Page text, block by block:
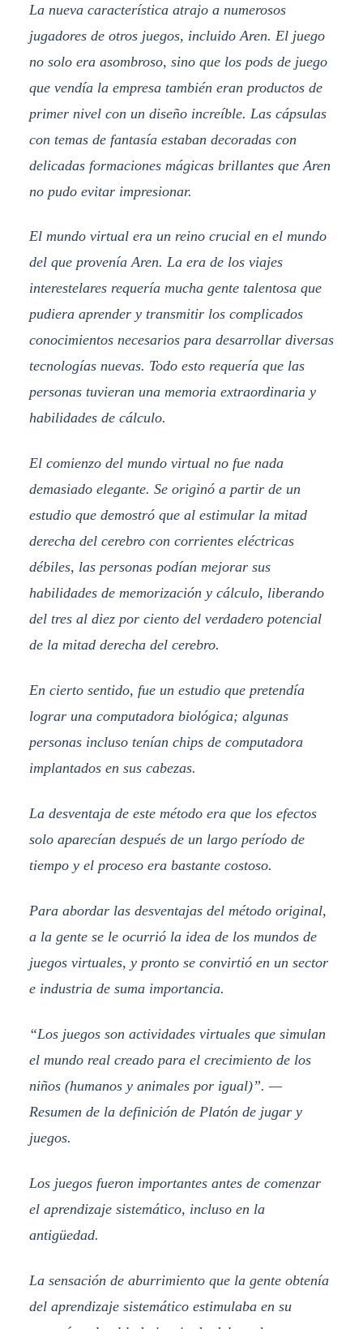
La nueva característica atrajo a numerosos
jugadores de otros juegos, incluido Aren. El juego
no solo era asombroso, sino que los pods de juego
que vendía la empresa también eran productos de
primer nivel con un diseño increíble. Las cápsulas
con temas de fantasía estaban decoradas con
delicadas formaciones mágicas brillantes que Aren
no pudo evitar impresionar.
El mundo virtual era un reino crucial en el mundo
del que provenía Aren. La era de los viajes
interestelares requería mucha gente talentosa que
pudiera aprender y transmitir los complicados
conocimientos necesarios para desarrollar diversas
tecnologías nuevas. Todo esto requería que las
personas tuvieran una memoria extraordinaria y
habilidades de cálculo.
El comienzo del mundo virtual no fue nada
demasiado elegante. Se originó a partir de un
estudio que demostró que al estimular la mitad
derecha del cerebro con corrientes eléctricas
débiles, las personas podían mejorar sus
habilidades de memorización y cálculo, liberando
del tres al diez por ciento del verdadero potencial
de la mitad derecha del cerebro.
En cierto sentido, fue un estudio que pretendía
lograr una computadora biológica; algunas
personas incluso tenían chips de computadora
implantados en sus cabezas.
La desventaja de este método era que los efectos
solo aparecían después de un largo período de
tiempo y el proceso era bastante costoso.
Para abordar las desventajas del método original,
a la gente se le ocurrió la idea de los mundos de
juegos virtuales, y pronto se convirtió en un sector
e industria de suma importancia.
“Los juegos son actividades virtuales que simulan
el mundo real creado para el crecimiento de los
niños (humanos y animales por igual)”. —
Resumen de la definición de Platón de jugar y
juegos.
Los juegos fueron importantes antes de comenzar
el aprendizaje sistemático, incluso en la
antigüedad.
La sensación de aburrimiento que la gente obtenía
del aprendizaje sistemático estimulaba en su